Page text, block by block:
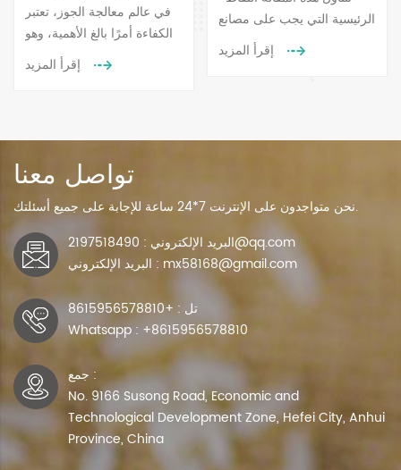
في عالم معالجة الجوز، تعتبر
الكفاءة أمرًا بالغ الأهمية، وهو
أمر بالغ الأهمية بالنسبة
لميهوشي آلة الفرز الذكية
Mihoshi خصيصًا لمعالجة
الكاجو، وهي تستخدم تقنية
بصرية متقدمة لضمان الفرز
الدقيق بناءً على اللون والحجم.
إقرأ المزيد
الرئيسية التي يجب على مصانع
الأرز الانتباه إليها عند اختيار
وتركيب وإدارة وتشغيل آلات
تعتمد تصميم...
إقرأ المزيد
تواصل معنا
نحن متواجدون على الإنترنت 7*24 ساعة للإجابة على جميع أسئلتك.
البريد الإلكتروني : 2197518490@qq.com
البريد الإلكتروني : mx58168@gmail.com
تل : +8615956578810
Whatsapp : +8615956578810
جمع :
No. 9166 Susong Road, Economic and
Technological Development Zone, Hefei City, Anhui
Province, China